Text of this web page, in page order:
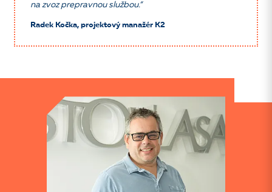
na zvoz prepravnou službou.“
Radek Kočka, projektový manažér K2